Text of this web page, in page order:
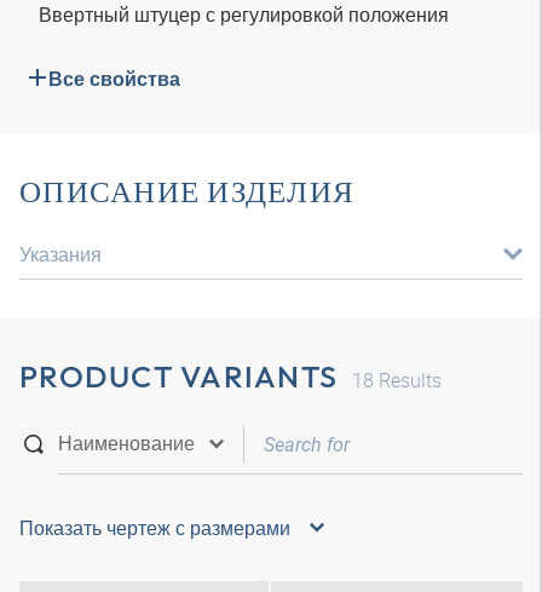
Ввертный штуцер с регулировкой положения
Все свойства
ОПИСАНИЕ ИЗДЕЛИЯ
Указания
PRODUCT VARIANTS 18 Results
Показать чертеж с размерами